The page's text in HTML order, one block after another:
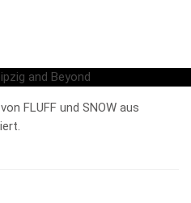
FLUFF und SNOW aus